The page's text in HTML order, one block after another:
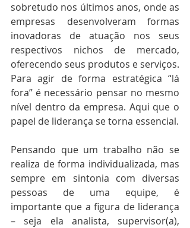
sobretudo nos últimos anos, onde as
empresas desenvolveram formas
inovadoras de atuação nos seus
respectivos nichos de mercado,
oferecendo seus produtos e serviços.
Para agir de forma estratégica “lá
fora” é necessário pensar no mesmo
nível dentro da empresa. Aqui que o
papel de liderança se torna essencial.
Pensando que um trabalho não se
realiza de forma individualizada, mas
sempre em sintonia com diversas
pessoas de uma equipe, é
importante que a figura de liderança
– seja ela analista, supervisor(a),